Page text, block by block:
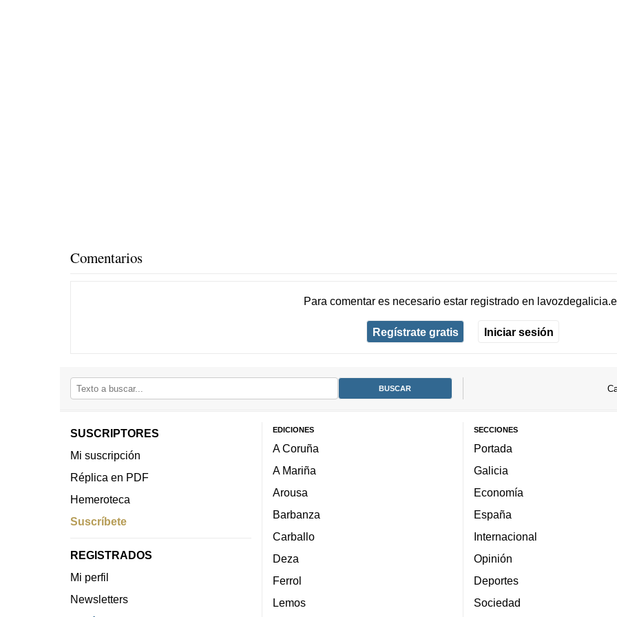
Comentarios
Para comentar es necesario estar registradoen
Regístrate gratis Iniciar sesión
SUSCRIPTORES
Mi suscripción
Réplica en PDF
Hemeroteca
Suscríbete
REGISTRADOS
Mi perfil
Newsletters
EDICIONES
A Coruña
A Mariña
Arousa
Barbanza
Carballo
Deza
Ferrol
Lemos
SECCIONES
Portada
Galicia
Economía
España
Internacional
Opinión
Deportes
Sociedad